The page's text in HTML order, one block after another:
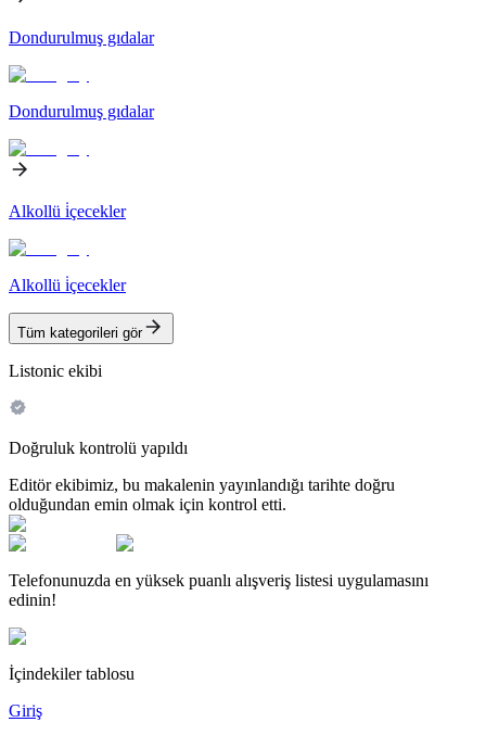
Dondurulmuş gıdalar
Dondurulmuş gıdalar
Alkollü i̇çecekler
Alkollü i̇çecekler
Tüm kategorileri gör
Listonic ekibi
Doğruluk kontrolü yapıldı
Editör ekibimiz, bu makalenin yayınlandığı tarihte doğru
olduğundan emin olmak için kontrol etti.
Telefonunuzda en yüksek puanlı alışveriş listesi uygulamasını
edinin!
İçindekiler tablosu
Giriş